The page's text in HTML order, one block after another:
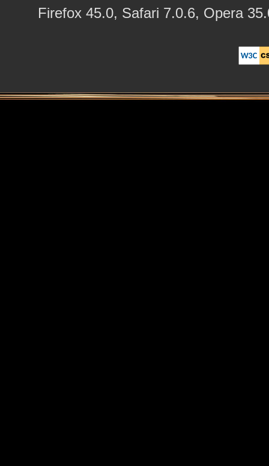
Firefox 45.0, Safari 7.0.6, Opera